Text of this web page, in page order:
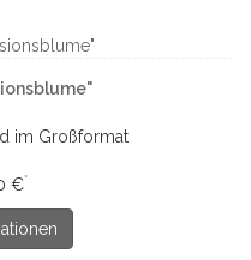
im Großformat
€*